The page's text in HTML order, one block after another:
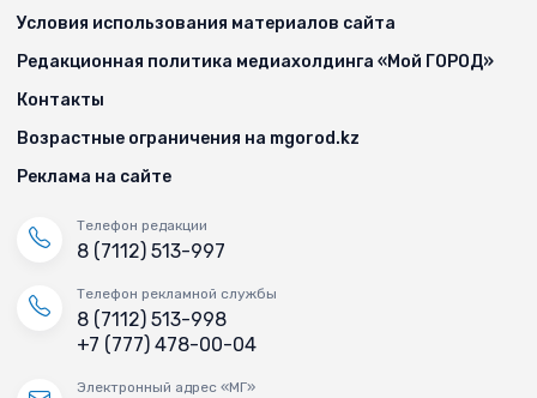
Условия использования материалов сайта
Редакционная политика медиахолдинга «Мой ГОРОД»
Контакты
Возрастные ограничения на mgorod.kz
Реклама на сайте
Телефон редакции
8 (7112) 513-997
Телефон рекламной службы
8 (7112) 513-998
+7 (777) 478-00-04
Электронный адрес «МГ»